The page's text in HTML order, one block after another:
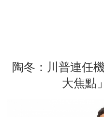
陶冬：川普連任
大焦點